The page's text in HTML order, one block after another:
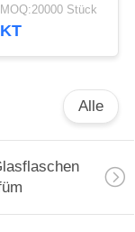
Stück
Alle